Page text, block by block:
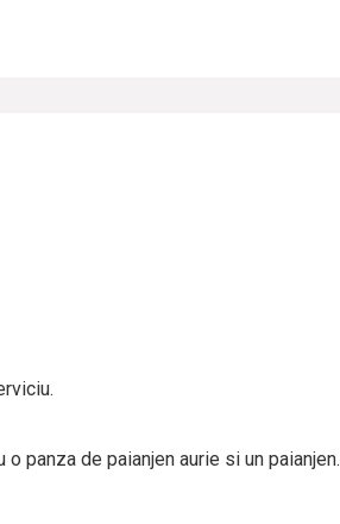
panza de paianjen aurie si un paianjen.